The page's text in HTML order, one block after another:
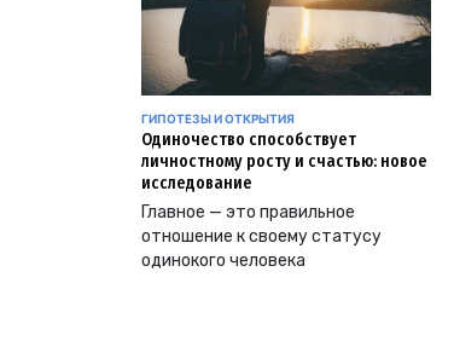
ГИПОТЕЗЫ И ОТКРЫТИЯ
Одиночество способствует
личностному росту и счастью: новое
исследование
Главное — это правильное
отношение к своему статусу
одинокого человека